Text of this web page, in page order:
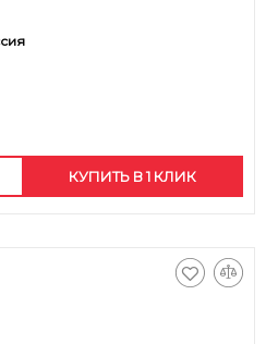
КУПИТЬ В 1 КЛИК